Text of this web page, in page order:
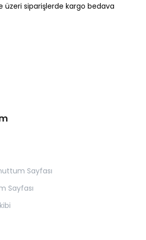
üzeri siparişlerde kargo bedava
Sayfası
Sayfası